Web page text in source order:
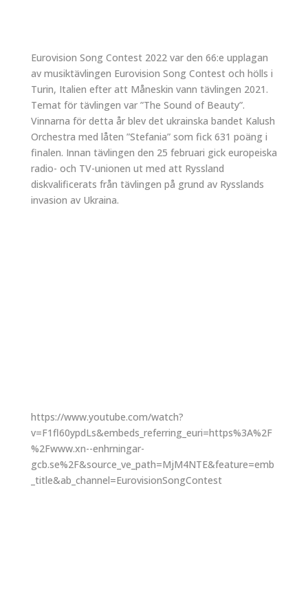
Eurovision Song Contest 2022 var den 66:e upplagan
av musiktävlingen Eurovision Song Contest och hölls i
Turin, Italien efter att Måneskin vann tävlingen 2021.
Temat för tävlingen var ”The Sound of Beauty”.
Vinnarna för detta år blev det ukrainska bandet Kalush
Orchestra med låten ”Stefania” som fick 631 poäng i
finalen. Innan tävlingen den 25 februari gick europeiska
radio- och TV-unionen ut med att Ryssland
diskvalificerats från tävlingen på grund av Rysslands
invasion av Ukraina.
https://www.youtube.com/watch?
v=F1fl60ypdLs&embeds_referring_euri=https%3A%2F
%2Fwww.xn--enhrningar-
gcb.se%2F&source_ve_path=MjM4NTE&feature=emb
_title&ab_channel=EurovisionSongContest